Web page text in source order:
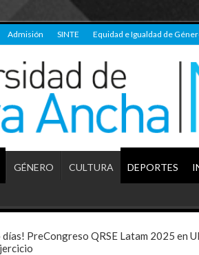
Admisión SINTE Equidad e Igualdad de
GÉNERO CULTURA DEPORTES
días! PreCongreso QRSE Latam 2025 en